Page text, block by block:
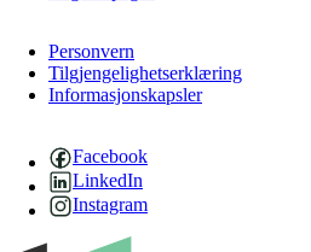
Personvern
Tilgjengelighetserklæring
Informasjonskapsler
Facebook
LinkedIn
Instagram